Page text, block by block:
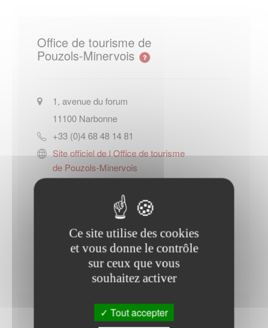
Office de tourisme de
Pouzols-Minervois
1, avenue du forum
11100 Narbonne
+33 (0)4 68 48 14 81
Site officiel de l Office de tourisme
de Pouzols-Minervois
Contacter l'office de tourisme
Horaires Mairie
Ce site utilise des cookies
et vous donne le contrôle
sur ceux que vous
souhaitez activer
Tout accepter